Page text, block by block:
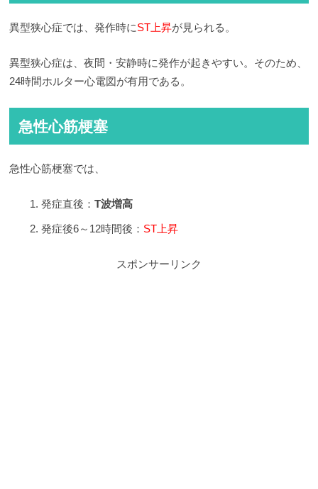
異型狭心症では、発作時にST上昇が見られる。
異型狭心症は、夜間・安静時に発作が起きやすい。そのため、
24時間ホルター心電図が有用である。
急性心筋梗塞
急性心筋梗塞では、
発症直後：T波増高
発症後6～12時間後： ST上昇
スポンサーリンク